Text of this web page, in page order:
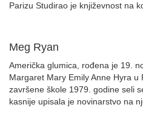
Parizu Studirao je književnost na
Meg Ryan
Američka glumica, rođena je 19.
Margaret Mary Emily Anne Hyra u
završene škole 1979. godine seli
kasnije upisala je novinarstvo na